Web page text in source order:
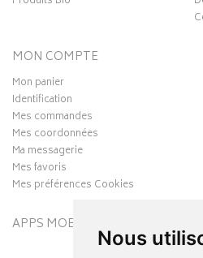
Nous
MON COMPTE
Mon panier
Identification
Mes commandes
Mes coordonnées
Ma messagerie
Mes favoris
Mes préférences Cookies
APPS MOBILES